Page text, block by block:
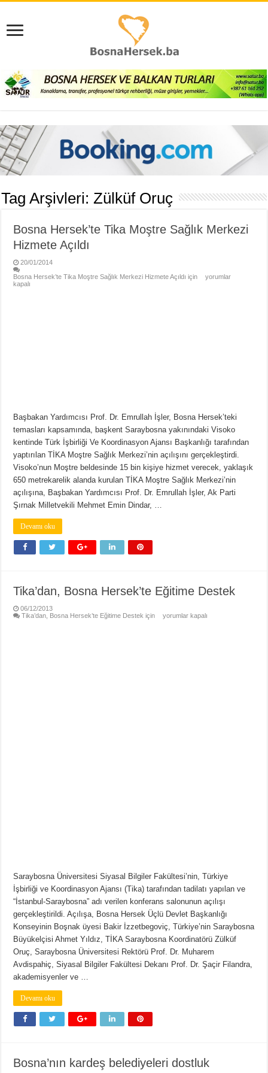
Tag Arşivleri:Zülküf Oruç
Bosna Hersek’te Tika Moştre Sağlık Merkezi
Hizmete Açıldı
20/01/2014
Bosna Hersek’te Tika Moştre Sağlık Merkezi Hizmete Açıldı için
yorumlar
kapalı
Başbakan Yardımcısı Prof. Dr. Emrullah İşler, Bosna Hersek’teki
temasları kapsamında, başkent Saraybosna yakınındaki Visoko
kentinde Türk İşbirliği Ve Koordinasyon Ajansı Başkanlığı tarafından
yaptırılan TİKA Moştre Sağlık Merkezi’nin açılışını gerçekleştirdi.
Visoko’nun Moştre beldesinde 15 bin kişiye hizmet verecek, yaklaşık
650 metrekarelik alanda kurulan TİKA Moştre Sağlık Merkezi’nin
açılışına, Başbakan Yardımcısı Prof. Dr. Emrullah İşler, Ak Parti
Şırnak Milletvekili Mehmet Emin Dindar, …
Devamı oku
Tika’dan, Bosna Hersek’te Eğitime Destek
06/12/2013
Tika’dan, Bosna Hersek’te Eğitime Destek için
yorumlar kapalı
Saraybosna Üniversitesi Siyasal Bilgiler Fakültesi’nin, Türkiye
İşbirliği ve Koordinasyon Ajansı (Tika) tarafından tadilatı yapılan ve
“İstanbul-Saraybosna” adı verilen konferans salonunun açılışı
gerçekleştirildi. Açılışa, Bosna Hersek Üçlü Devlet Başkanlığı
Konseyinin Boşnak üyesi Bakir İzzetbegoviç, Türkiye’nin Saraybosna
Büyükelçisi Ahmet Yıldız, TİKA Saraybosna Koordinatörü Zülküf
Oruç, Saraybosna Üniversitesi Rektörü Prof. Dr. Muharem
Avdispahiç, Siyasal Bilgiler Fakültesi Dekanı Prof. Dr. Şaçir Filandra,
akademisyenler ve …
Devamı oku
Bosna’nın kardeş belediyeleri dostluk